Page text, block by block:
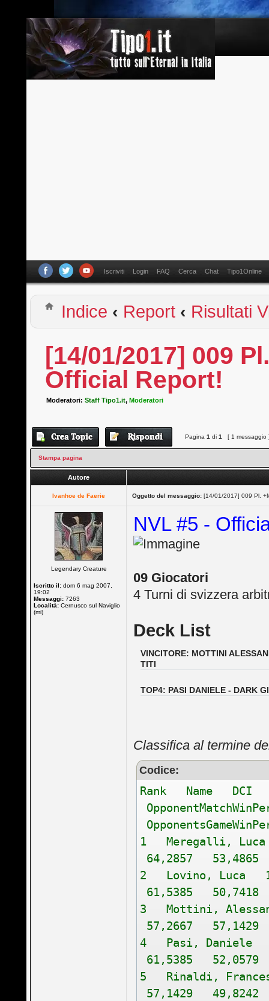
Iscriviti Login FAQ Cerca Chat Tipo1Online
Indice ‹ Report ‹ Risultati
[14/01/2017] 009
Official Report!
Moderatori:Staff Tipo1.it,Moderatori
Pagina1 di1 [ 1 messaggio
Stampa pagina
Autore
Ivanhoe de Faerie Oggetto del messaggio: [14/01/2017] 009 Pl.
Legendary Creature
Iscritto il: dom 6 mag 2007,
19:02
Messaggi: 7263
Località: Cernusco sul Naviglio
(mi)
NVL #5 -
09 Giocatori
4 Turni di svizzera
Deck List
VINCITORE: MOTTINI
TITI
TOP4: PASI DANIELE - DARK
Classifica al termine
Codice:
Rank Name DCI
1 Meregalli,
64,2857 53,4865
2 Lovino, Luca
61,5385 50,7418
3 Mottini,
57,2667 57,1429
4 Pasi, Daniele
61,5385 52,0579
5 Rinaldi,
57,1429 49,8242